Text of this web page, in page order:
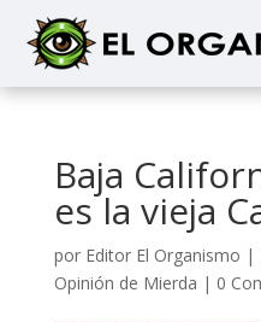
Baja
es la vieja
por Editor El Organismo |
Opinión de Mierda | 0